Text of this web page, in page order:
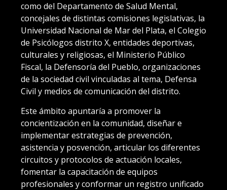
como del Departamento de Salud Mental,
concejales de distintas comisiones legislativas, la
Universidad Nacional de Mar del Plata, el Colegio
de Psicólogos distrito X, entidades deportivas,
culturales y religiosas, el Ministerio Público
Fiscal, la Defensoría del Pueblo, organizaciones
de la sociedad civil vinculadas al tema, Defensa
Civil y medios de comunicación del distrito.
Este ámbito apuntaría a promover la
concientización en la comunidad, diseñar e
implementar estrategias de prevención,
asistencia y posvención, articular los diferentes
circuitos y protocolos de actuación locales,
fomentar la capacitación de equipos
profesionales y conformar un registro unificado